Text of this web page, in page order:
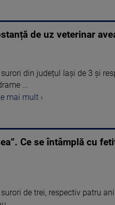
de uz veterinar
surori din județul Iași de 3 și
...
mai mult ›
Ce se întâmplă cu
surori de trei, respectiv patru